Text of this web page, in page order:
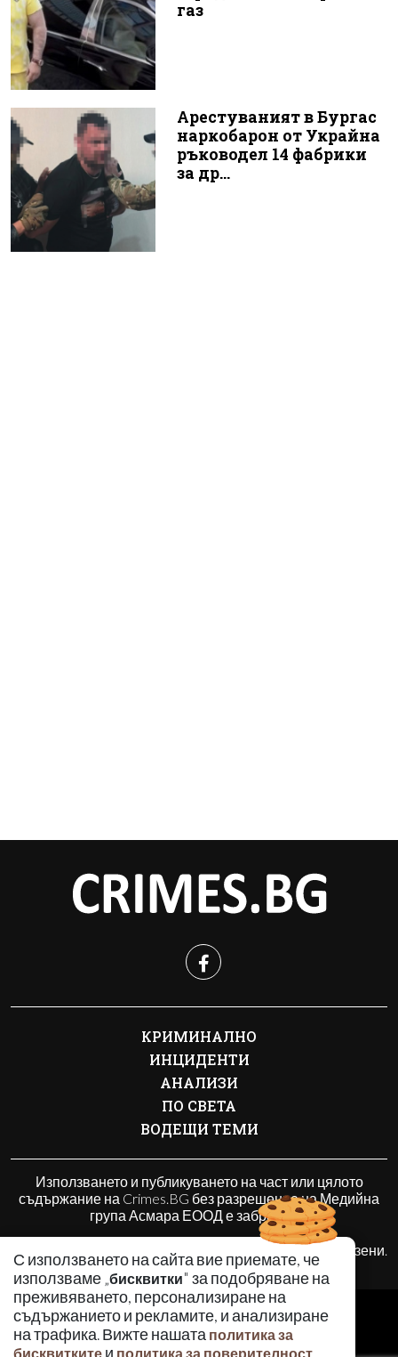
газ
Арестуваният в Бургас
наркобарон от Украйна
ръководел 14 фабрики
за др...
С използването на сайта вие приемате, че
използваме „бисквитки" за подобряване на
преживяването, персонализиране на
съдържанието и рекламите, и анализиране
на трафика. Вижте нашата политика за
бисквитките и политика за поверителност
КРИМИНАЛНО
ИНЦИДЕНТИ
АНАЛИЗИ
ПО СВЕТА
ВОДЕЩИ ТЕМИ
Използването и публикуването на част или цялото
съдържание на Crimes.BG без разрешение на Медийна
група Асмара ЕООД е забранено.
© 2010 - 2026 | Crimes.BG. Всички права запазени.
РЕКЛАМА
КОНТАКТИ
ОБЩИ УСЛОВИЯ